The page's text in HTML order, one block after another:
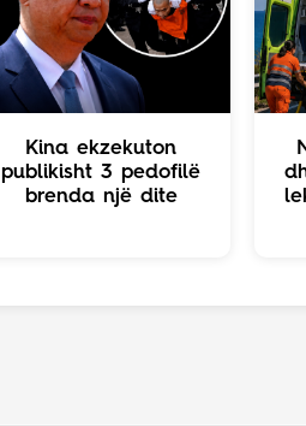
Kina ekzekuton
publikisht 3 pedofilë
brenda një dite